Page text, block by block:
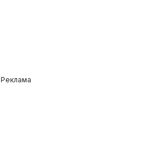
Реклама